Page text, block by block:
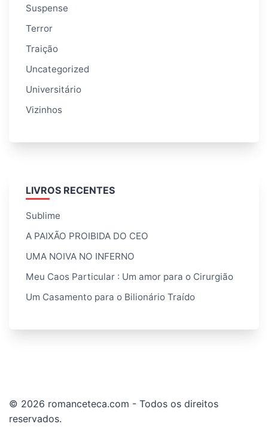
Suspense
Terror
Traição
Uncategorized
Universitário
Vizinhos
LIVROS RECENTES
Sublime
A PAIXÃO PROIBIDA DO CEO
UMA NOIVA NO INFERNO
Meu Caos Particular : Um amor para o Cirurgião
Um Casamento para o Bilionário Traído
© 2026 romanceteca.com - Todos os direitos
reservados.